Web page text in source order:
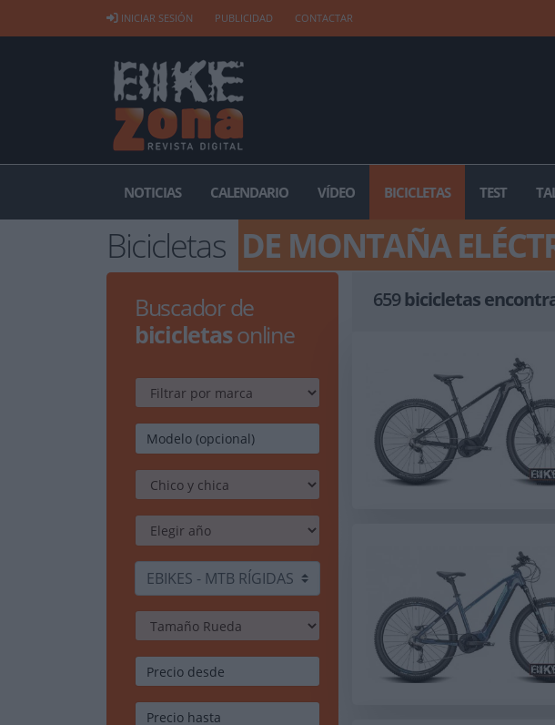
INICIAR SESIÓN PUBLICIDAD CONTACTAR
NOTICIAS CALENDARIO VÍDEO BICICLETAS TEST
Bicicletas DE MONTAÑA
Buscador de
bicicletasonline
EBIKES - MTB RÍGIDAS
659bicicletas